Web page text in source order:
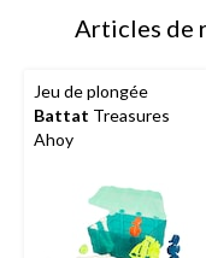
Articles de
Jeu de plongée
Battat Treasures
Ahoy